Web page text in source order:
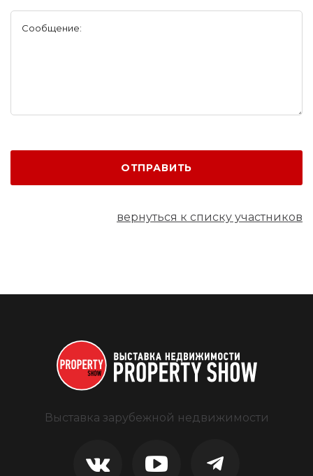
Сообщение:
ОТПРАВИТЬ
вернуться к списку участников
Выставка зарубежной недвижимости